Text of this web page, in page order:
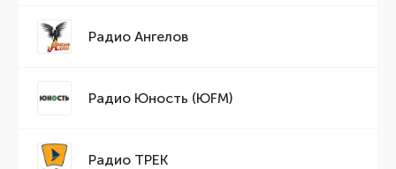
Радио Ангелов
Радио Юность (ЮFM)
Радио ТРЕК